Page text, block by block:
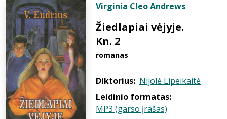
Virginia Cleo Andrews
Žiedlapiai vėjyje.
Kn. 2
romanas
Diktorius: Nijolė Lipeikaitė
Leidinio formatas:
MP3 (garso įrašas)